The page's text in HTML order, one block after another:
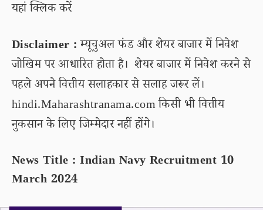
यहां क्लिक करें
Disclaimer :म्यूचुअल फंड और शेयर बाजार में निवेश
जोखिम पर आधारित होता है। शेयर बाजार में निवेश करने से
पहले अपने वित्तीय सलाहकार से सलाह जरूर लें।
hindi.Maharashtranama.com किसी भी वित्तीय
नुकसान के लिए जिम्मेदार नहीं होंगे।
News Title : Indian Navy Recruitment 10
March 2024